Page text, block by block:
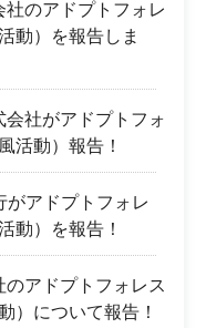
のアドプトフォレ
動）を報告しま
社がアドプトフォ
活動）報告！
がアドプトフォレ
動）を報告！
アドプトフォレス
）について報告！